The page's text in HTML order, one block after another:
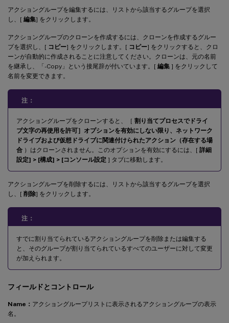
アクショングループを編集するには、リストから該当するグループを選択
し、[ 編集] をクリックします。
アクショングループのクローンを作成するには、クローンを作成するグルー
プを選択し、[ コピー] をクリックします。[ コピー] をクリックすると、クロ
ーンが自動的に作成されることに注意してください。クローンは、元の名前
を継承し、「-Copy」という接尾辞が付いています。[ 編集 ] をクリックして
名前を変更できます。
注：
アクショングループをクローンすると、［ 割り当てプロセスでドライ
ブ文字の再使用を許可］オプションを有効にしない限り、ネットワーク
ドライブおよび仮想ドライブに関連付けられたアクション（存在する場
合 ）はクローンされません。このオプションを有効にするには、[ 詳細
設定] > [構成] > [コンソール設定 ] タブに移動します。
アクショングループを削除するには、リストから該当するグループを選択
し、[ 削除] をクリックします。
注：
すでに割り当てられているアクショングループを削除または編集する
と、そのグループが割り当てられているすべてのユーザーに対して変更
が加えられます。
フィールドとコントロール
Name： アクショングループリストに表示されるアクショングループの表示
名。